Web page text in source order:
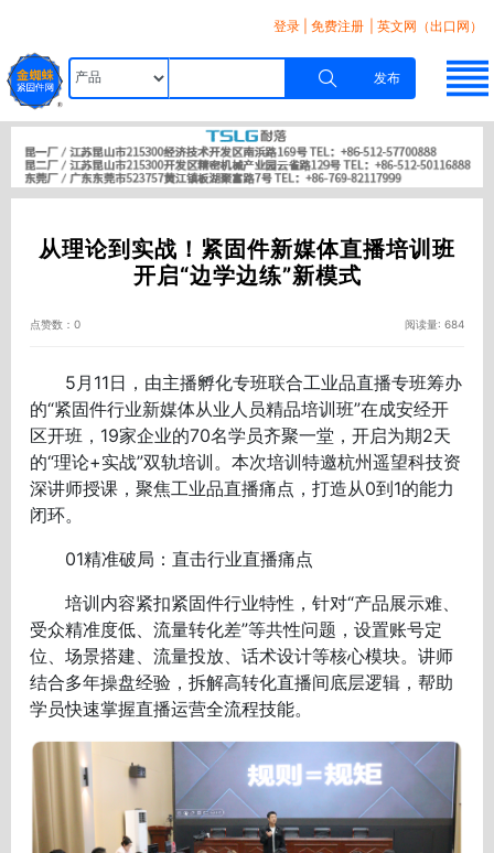
登录 免费注册 | 英文网（出口网）
发布
从理论到实战！紧固件新媒体直播培训班
开启“边学边练”新模式
点赞数：0 阅读量: 684
5月11日，由主播孵化专班联合工业品直播专班筹办
的“紧固件行业新媒体从业人员精品培训班”在成安经开
区开班，19家企业的70名学员齐聚一堂，开启为期2天
的“理论+实战”双轨培训。本次培训特邀杭州遥望科技资
深讲师授课，聚焦工业品直播痛点，打造从0到1的能力
闭环。
01精准破局：直击行业直播痛点
培训内容紧扣紧固件行业特性，针对“产品展示难、
受众精准度低、流量转化差”等共性问题，设置账号定
位、场景搭建、流量投放、话术设计等核心模块。讲师
结合多年操盘经验，拆解高转化直播间底层逻辑，帮助
学员快速掌握直播运营全流程技能。